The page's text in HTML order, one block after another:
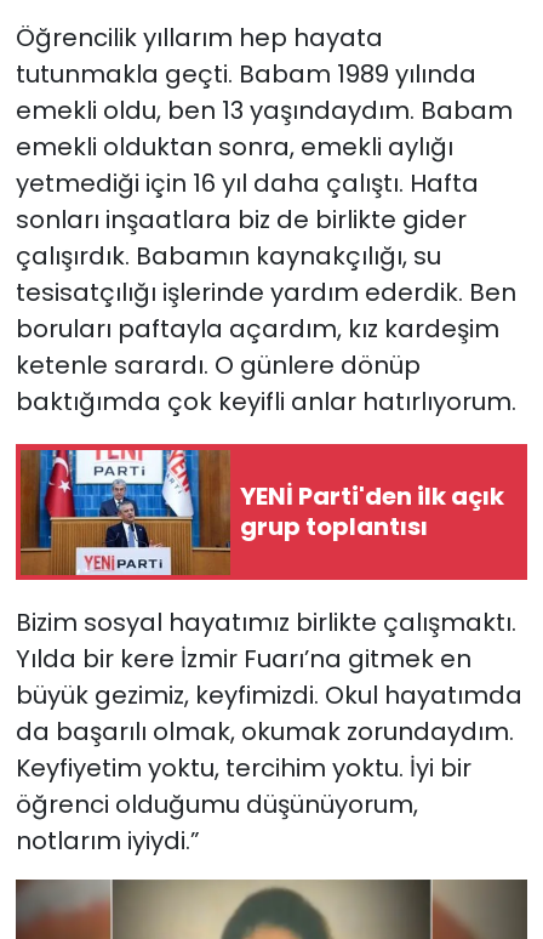
Öğrencilik yıllarım hep hayata
tutunmakla geçti. Babam 1989 yılında
emekli oldu, ben 13 yaşındaydım. Babam
emekli olduktan sonra, emekli aylığı
yetmediği için 16 yıl daha çalıştı. Hafta
sonları inşaatlara biz de birlikte gider
çalışırdık. Babamın kaynakçılığı, su
tesisatçılığı işlerinde yardım ederdik. Ben
boruları paftayla açardım, kız kardeşim
ketenle sarardı. O günlere dönüp
baktığımda çok keyifli anlar hatırlıyorum.
YENİ Parti'den ilk açık
grup toplantısı
Bizim sosyal hayatımız birlikte çalışmaktı.
Yılda bir kere İzmir Fuarı’na gitmek en
büyük gezimiz, keyfimizdi. Okul hayatımda
da başarılı olmak, okumak zorundaydım.
Keyfiyetim yoktu, tercihim yoktu. İyi bir
öğrenci olduğumu düşünüyorum,
notlarım iyiydi.”